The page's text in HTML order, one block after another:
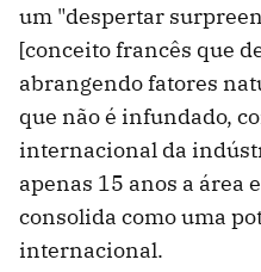
um "despertar
[conceito francês que
abrangendo fatores
que não é infundado,
internacional da
apenas 15 anos a área
consolida como uma
internacional.